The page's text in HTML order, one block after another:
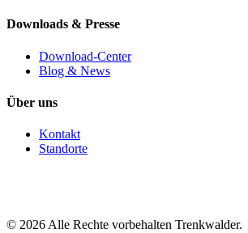
Downloads & Presse
Download-Center
Blog & News
Über uns
Kontakt
Standorte
© 2026 Alle Rechte vorbehalten Trenkwalder.